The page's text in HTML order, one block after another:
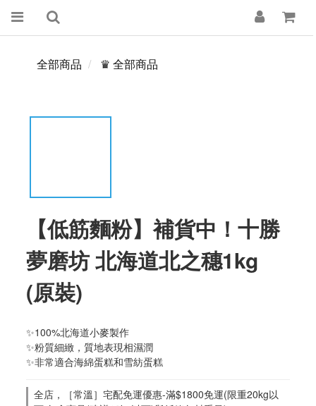
全部商品 ♛ 全部商品
【低筋麵粉】補貨中！十勝
夢磨坊 北海道北之穗1kg
(原裝)
✨100%北海道小麥製作
✨粉質細緻，質地表現相濕潤
✨非常適合海綿蛋糕和雪紡蛋糕
全店，［常溫］宅配免運優惠-滿$1800免運(限重20kg以